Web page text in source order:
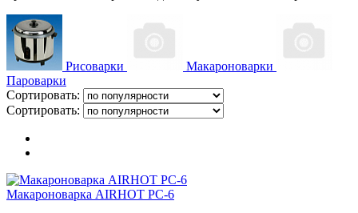
Рисоварки
Макароноварки
Пароварки
Сортировать:
Сортировать:
Макароноварка AIRHOT PC-6